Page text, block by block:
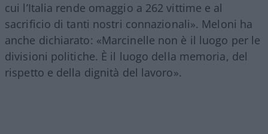
cui l’Italia rende omaggio a 262 vittime e al
sacrificio di tanti nostri connazionali». Meloni ha
anche dichiarato: «Marcinelle non è il luogo per le
divisioni politiche. È il luogo della memoria, del
rispetto e della dignità del lavoro».